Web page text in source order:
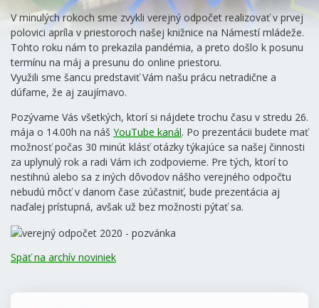
V minulých rokoch sme zvykli verejný odpočet realizovať v prvej
polovici apríla v priestoroch našej knižnice na Námestí mládeže.
Tohto roku nám to prekazila pandémia, a preto došlo k posunu
termínu na máj a presunu do online priestoru.
Využili sme šancu predstaviť Vám našu prácu netradične a
dúfame, že aj zaujímavo.
Pozývame Vás všetkých, ktorí si nájdete trochu času v stredu 26.
mája o 14.00h na náš YouTube kanál. Po prezentácii budete mať
možnosť počas 30 minút klásť otázky týkajúce sa našej činnosti
za uplynulý rok a radi Vám ich zodpovieme. Pre tých, ktorí to
nestihnú alebo sa z iných dôvodov nášho verejného odpočtu
nebudú môcť v danom čase zúčastniť, bude prezentácia aj
naďalej prístupná, avšak už bez možnosti pýtať sa.
Späť na archív noviniek